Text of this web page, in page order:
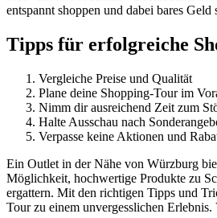
entspannt shoppen und dabei bares Geld
Tipps für erfolgreiche
Vergleiche Preise und Qualität
Plane deine Shopping-Tour im
Nimm dir ausreichend Zeit zum
Halte Ausschau nach
Verpasse keine Aktionen und
Ein Outlet in der Nähe von Würzburg
Möglichkeit, hochwertige Produkte zu
ergattern. Mit den richtigen Tipps und
Tour zu einem unvergesslichen